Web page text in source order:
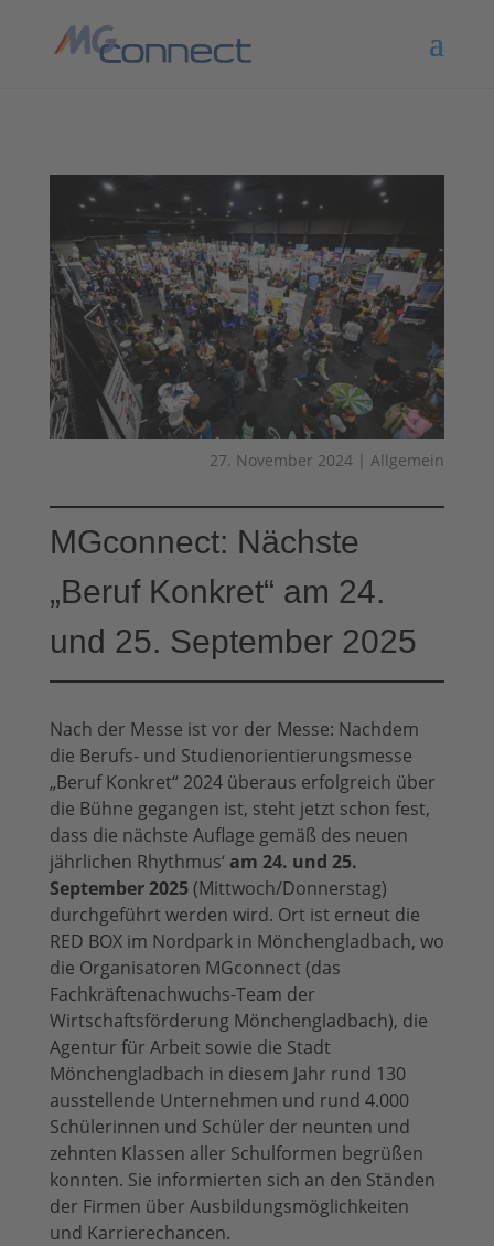
27. November 2024 |Allgemein
MGconnect: Nächste
„Beruf Konkret“ am 24.
und 25. September 2025
Nach der Messe ist vor der Messe: Nachdem
die Berufs- und Studienorientierungsmesse
„Beruf Konkret“ 2024 überaus erfolgreich über
die Bühne gegangen ist, steht jetzt schon fest,
dass die nächste Auflage gemäß des neuen
jährlichen Rhythmus‘ am 24. und 25.
September 2025(Mittwoch/Donnerstag)
durchgeführt werden wird. Ort ist erneut die
RED BOX im Nordpark in Mönchengladbach, wo
die Organisatoren MGconnect (das
Fachkräftenachwuchs-Team der
Wirtschaftsförderung Mönchengladbach), die
Agentur für Arbeit sowie die Stadt
Mönchengladbach in diesem Jahr rund 130
ausstellende Unternehmen und rund 4.000
Schülerinnen und Schüler der neunten und
zehnten Klassen aller Schulformen begrüßen
konnten. Sie informierten sich an den Ständen
der Firmen über Ausbildungsmöglichkeiten
und Karrierechancen.